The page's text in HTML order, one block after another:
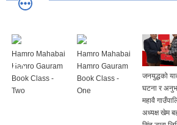
Hamro Mahabai
Hamro Gauram
Book Class -
Two
Hamro Mahabai
Hamro Gauram
Book Class -
One
जनयुद्धको
घटना र
महावै
अध्यक्ष खेम